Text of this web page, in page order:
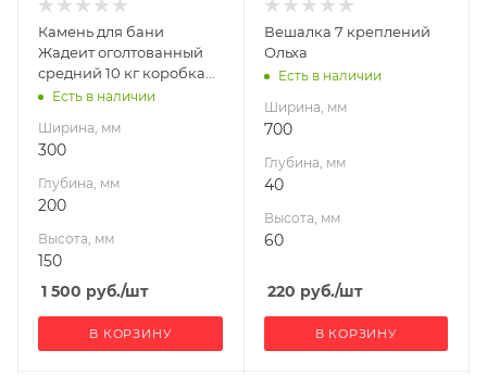
Камень для бани
Жадеит оголтованный
средний 10 кг коробка
(40) АК
Есть в наличии
Ширина, мм
300
Глубина, мм
200
Высота, мм
150
1 500 руб./шт
В КОРЗИНУ
Вешалка 7 креплений
Ольха
Есть в наличии
Ширина, мм
700
Глубина, мм
40
Высота, мм
60
220 руб./шт
В КОРЗИНУ